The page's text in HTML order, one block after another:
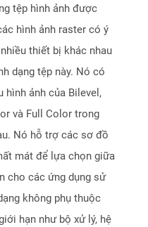
tệp hình ảnh được
hình ảnh raster có ý
thiết bị khác nhau
dạng tệp này. Nó có
hình ảnh của Bilevel,
và Full Color trong
Nó hỗ trợ các sơ đồ
mát để lựa chọn giữa
cho các ứng dụng sử
không phụ thuộc
hạn như bộ xử lý, hệ